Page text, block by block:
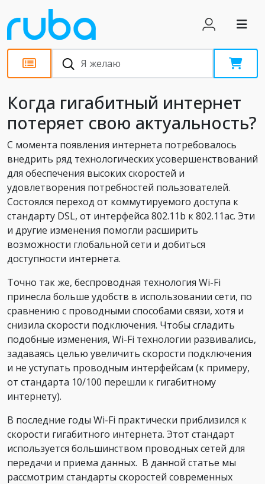
Статьи
Когда гигабитный интернет
потеряет свою актуальность?
C момента появления интернета потребовалось
внедрить ряд технологических усовершенствований
для обеспечения высоких скоростей и
удовлетворения потребностей пользователей.
Состоялся переход от коммутируемого доступа к
стандарту DSL, от интерфейса 802.11b к 802.11ac. Эти
и другие изменения помогли расширить
возможности глобальной сети и добиться
доступности интернета.
Точно так же, беспроводная технология Wi-Fi
принесла больше удобств в использовании сети, по
сравнению с проводными способами связи, хотя и
снизила скорости подключения. Чтобы сгладить
подобные изменения, Wi-Fi технологии развивались,
задаваясь целью увеличить скорости подключения
и не уступать проводным интерфейсам (к примеру,
от стандарта 10/100 перешли к гигабитному
интернету).
В последние годы Wi-Fi практически приблизился к
скорости гигабитного интернета. Этот стандарт
используется большинством проводных сетей для
передачи и приема данных. В данной статье мы
рассмотрим стандарты скоростей современных